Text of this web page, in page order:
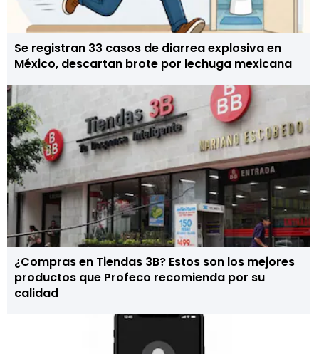
Se registran 33 casos de diarrea explosiva en
México, descartan brote por lechuga mexicana
¿Compras en Tiendas 3B? Estos son los mejores
productos que Profeco recomienda por su
calidad